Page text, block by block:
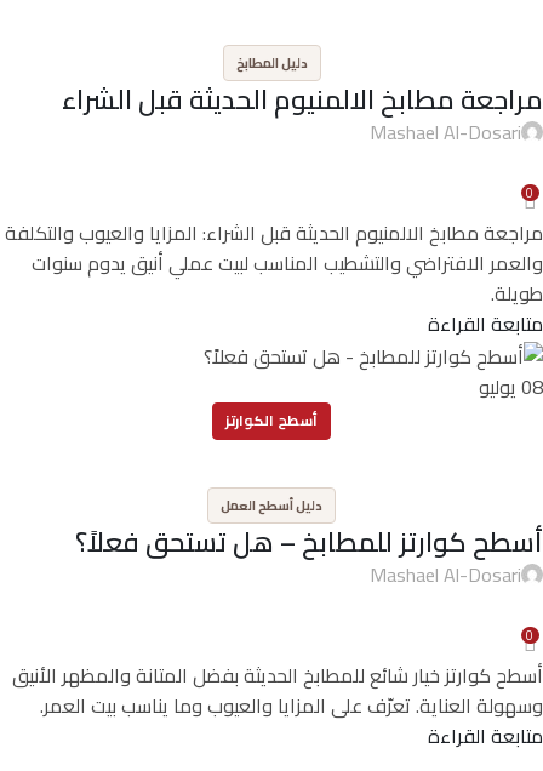
دليل المطابخ
مراجعة مطابخ الالمنيوم الحديثة قبل الشراء
Mashael Al-Dosari
0
مراجعة مطابخ الالمنيوم الحديثة قبل الشراء: المزايا والعيوب والتكلفة
والعمر الافتراضي والتشطيب المناسب لبيت عملي أنيق يدوم سنوات
طويلة.
متابعة القراءة
08 يوليو
أسطح الكوارتز
دليل أسطح العمل
أسطح كوارتز للمطابخ – هل تستحق فعلاً؟
Mashael Al-Dosari
0
أسطح كوارتز خيار شائع للمطابخ الحديثة بفضل المتانة والمظهر الأنيق
وسهولة العناية. تعرّف على المزايا والعيوب وما يناسب بيت العمر.
متابعة القراءة